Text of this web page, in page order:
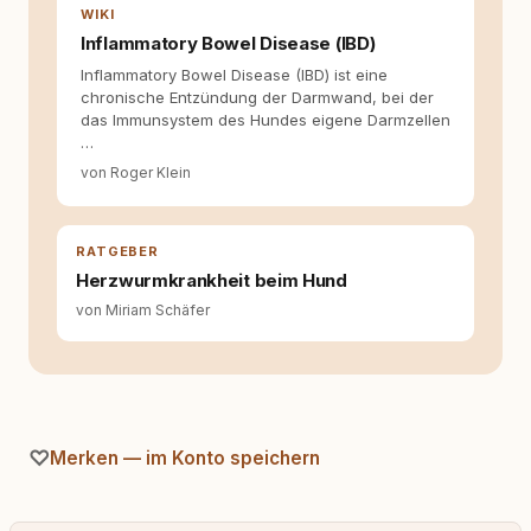
entstehen dort, wo Information,
Selbstreflexion und Bereitschaft zum
Hinterfragen zusammenkommen. Mit meinen
Texten möchte ich genau dazu beitragen.
WIKI
Inflammatory Bowel Disease (IBD)
Inflammatory Bowel Disease (IBD) ist eine
chronische Entzündung der Darmwand, bei der
das Immunsystem des Hundes eigene Darmzellen
…
von Roger Klein
RATGEBER
Herzwurmkrankheit beim Hund
von Miriam Schäfer
Merken — im Konto speichern